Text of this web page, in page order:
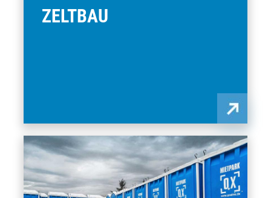
ZELTBAU